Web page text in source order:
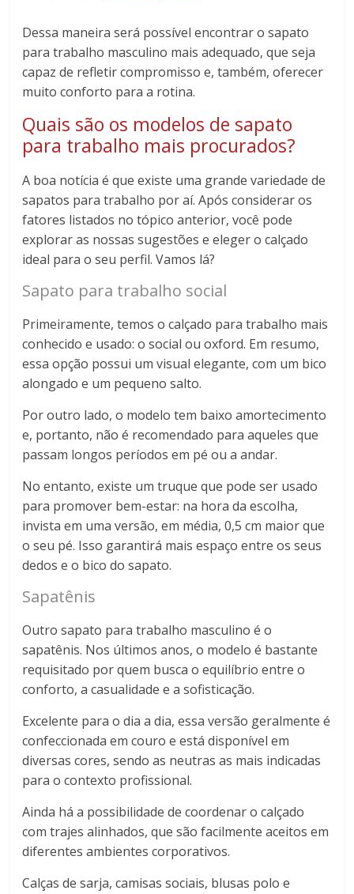
Dessa maneira será possível encontrar o sapato
para trabalho masculino mais adequado, que seja
capaz de refletir compromisso e, também, oferecer
muito conforto para a rotina.
Quais são os modelos de sapato
para trabalho mais procurados?
A boa notícia é que existe uma grande variedade de
sapatos para trabalho por aí. Após considerar os
fatores listados no tópico anterior, você pode
explorar as nossas sugestões e eleger o calçado
ideal para o seu perfil. Vamos lá?
Sapato para trabalho social
Primeiramente, temos o calçado para trabalho mais
conhecido e usado: o social ou oxford. Em resumo,
essa opção possui um visual elegante, com um bico
alongado e um pequeno salto.
Por outro lado, o modelo tem baixo amortecimento
e, portanto, não é recomendado para aqueles que
passam longos períodos em pé ou a andar.
No entanto, existe um truque que pode ser usado
para promover bem-estar: na hora da escolha,
invista em uma versão, em média, 0,5 cm maior que
o seu pé. Isso garantirá mais espaço entre os seus
dedos e o bico do sapato.
Sapatênis
Outro sapato para trabalho masculino é o
sapatênis. Nos últimos anos, o modelo é bastante
requisitado por quem busca o equilíbrio entre o
conforto, a casualidade e a sofisticação.
Excelente para o dia a dia, essa versão geralmente é
confeccionada em couro e está disponível em
diversas cores, sendo as neutras as mais indicadas
para o contexto profissional.
Ainda há a possibilidade de coordenar o calçado
com trajes alinhados, que são facilmente aceitos em
diferentes ambientes corporativos.
Calças de sarja, camisas sociais, blusas polo e